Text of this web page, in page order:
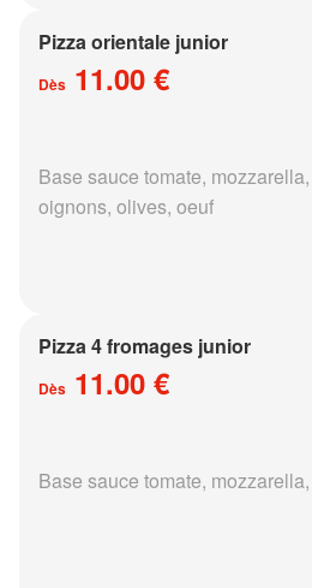
Pizza orientale junior
Dès 11.00 €
Base sauce tomate,
oignons, olives, oeuf
Pizza 4 fromages junior
Dès 11.00 €
Base sauce tomate,